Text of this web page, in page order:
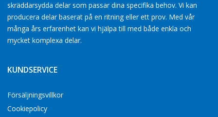
skräddarsydda delar som passar dina specifika behov. Vi kan
producera delar baserat på en ritning eller ett prov. Med vår
många års erfarenhet kan vi hjälpa till med både enkla och
mycket komplexa delar.
KUNDSERVICE
Försäljningsvillkor
Cookiepolicy